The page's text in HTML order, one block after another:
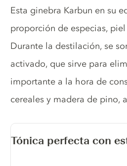
Gin description
Esta ginebra Karbun en su
proporción de especias,
Durante la destilación, se
activado, que sirve para
importante a la hora de
cereales y madera de pino,
Tónica perfecta con